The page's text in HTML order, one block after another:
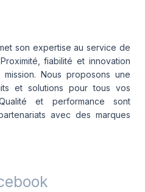
son expertise au service de
fiabilité et innovation
Nous proposons une
et solutions pour tous vos
et performance sont
avec des marques